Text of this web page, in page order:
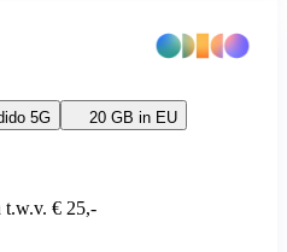
G67
G56 5G
G17 Power
70 Fusion
t.w.v. € 25,-
5G 20 GB in EU